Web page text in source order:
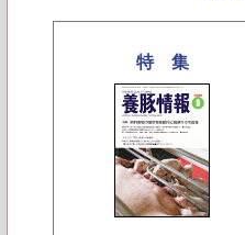
特 集